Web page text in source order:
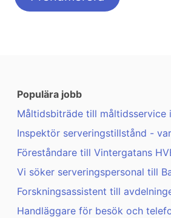
Populära jobb
Måltidsbiträde till måltidsservice
Inspektör serveringstillstånd -
Föreståndare till Vintergatans
Vi söker serveringspersonal till
Forskningsassistent till
Handläggare för besök och